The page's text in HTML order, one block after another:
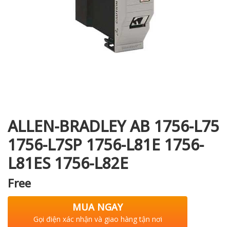
ALLEN-BRADLEY AB 1756-L75
1756-L7SP 1756-L81E 1756-
L81ES 1756-L82E
Free
MUA NGAY
Gọi điện xác nhận và giao hàng tận nơi